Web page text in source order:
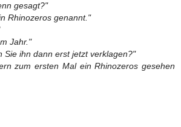
gesagt?"
Rhinozeros genannt."
Jahr."
Sie ihn dann erst jetzt verklagen?"
zum ersten Mal ein Rhinozeros gesehen